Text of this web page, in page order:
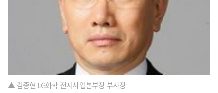
▲ 김종현 LG화학 전지사업본부장 부사장.